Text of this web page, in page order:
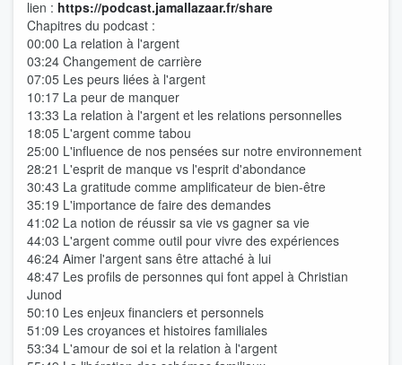
lien : https://podcast.jamallazaar.fr/share
Chapitres du podcast :
00:00 La relation à l'argent
03:24 Changement de carrière
07:05 Les peurs liées à l'argent
10:17 La peur de manquer
13:33 La relation à l'argent et les relations personnelles
18:05 L'argent comme tabou
25:00 L'influence de nos pensées sur notre environnement
28:21 L'esprit de manque vs l'esprit d'abondance
30:43 La gratitude comme amplificateur de bien-être
35:19 L'importance de faire des demandes
41:02 La notion de réussir sa vie vs gagner sa vie
44:03 L'argent comme outil pour vivre des expériences
46:24 Aimer l'argent sans être attaché à lui
48:47 Les profils de personnes qui font appel à Christian
Junod
50:10 Les enjeux financiers et personnels
51:09 Les croyances et histoires familiales
53:34 L'amour de soi et la relation à l'argent